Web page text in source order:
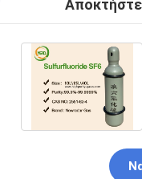
Αποκτήστε